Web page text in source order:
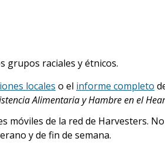
grupos raciales y étnicos.
locales o el informe completo
Alimentaria y Hambre en el
de la red de Harvesters.
y de fin de semana.